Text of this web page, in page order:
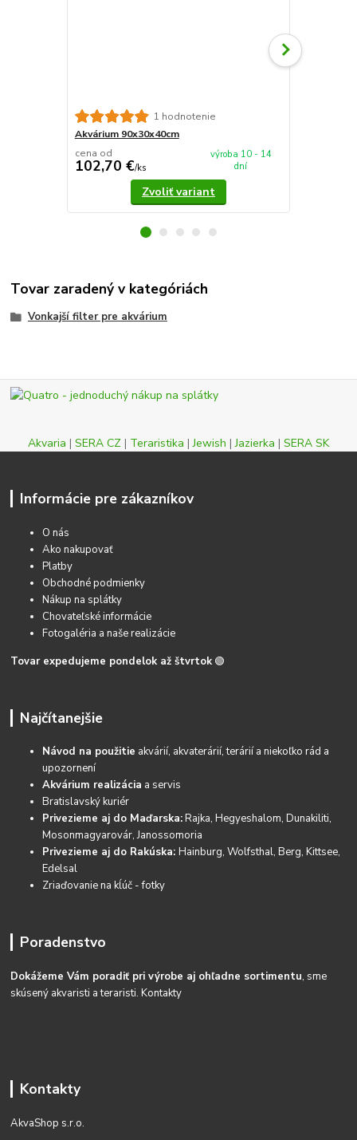
1 hodnotenie
Akvárium 90x30x40cm
cena od
102,70 €/ks
výroba 10 - 14
dní
Zvoliť variant
Tovar zaradený v kategóriách
Vonkajší filter pre akvárium
Akvaria | SERA CZ | Teraristika |Jewish |Jazierka | SERA SK
Informácie pre zákazníkov
O nás
Ako nakupovať
Platby
Obchodné podmienky
Nákup na splátky
Chovateľské informácie
Fotogaléria a naše realizácie
Tovar expedujeme pondelok až štvrtok 🟢
Najčítanejšie
Návod na použitie akvárií, akvaterárií, terárií a niekoľko rád a
upozornení
Akvárium realizácia a servis
Bratislavský kuriér
Privezieme aj do Maďarska:Rajka, Hegyeshalom, Dunakiliti,
Mosonmagyarovár, Janossomoria
Privezieme aj do Rakúska:Hainburg, Wolfsthal, Berg, Kittsee,
Edelsal
Zriaďovanie na kĺúč - fotky
Poradenstvo
Dokážeme Vám poradiť pri výrobe aj ohľadne sortimentu, sme
skúsený akvaristi a teraristi.Kontakty
Kontakty
AkvaShop s.r.o.